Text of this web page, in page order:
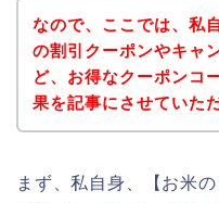
なので、ここでは、私
の割引クーポンやキャ
ど、お得なクーポンコ
果を記事にさせていた
まず、私自身、【お米